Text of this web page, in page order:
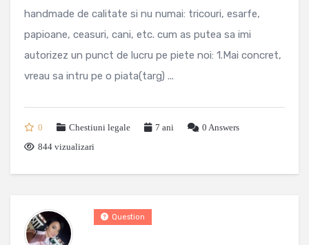
handmade de calitate si nu numai: tricouri, esarfe,
papioane, ceasuri, cani, etc. cum as putea sa imi
autorizez un punct de lucru pe piete noi: 1.Mai concret,
vreau sa intru pe o piata(targ) ...
0 Chestiuni legale 7 ani 0 Answers
844 vizualizari
Question